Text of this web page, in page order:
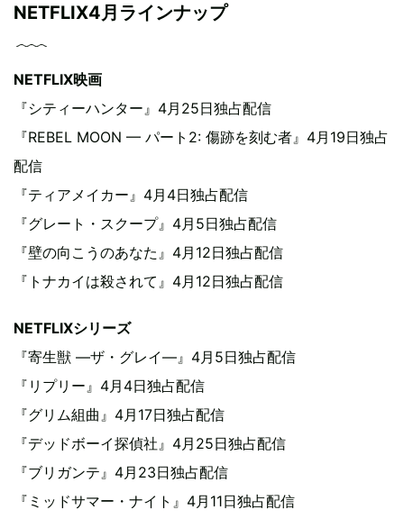
NETFLIX4月ラインナップ
NETFLIX映画
『シティーハンター』4月25日独占配信
『REBEL MOON — パート2: 傷跡を刻む者』4月19日独占
配信
『ティアメイカー』4月4日独占配信
『グレート・スクープ』4月5日独占配信
『壁の向こうのあなた』4月12日独占配信
『トナカイは殺されて』4月12日独占配信
NETFLIXシリーズ
『寄生獣 —ザ・グレイ—』4月5日独占配信
『リプリー』4月4日独占配信
『グリム組曲』4月17日独占配信
『デッドボーイ探偵社』4月25日独占配信
『ブリガンテ』4月23日独占配信
『ミッドサマー・ナイト』4月11日独占配信